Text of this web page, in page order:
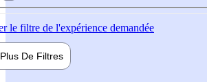
le filtre de l'expérience demandée
Plus De Filtres